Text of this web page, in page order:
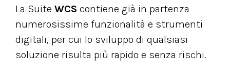
La Suite WCS contiene già in partenza
numerosissime funzionalità e strumenti
digitali, per cui lo sviluppo di qualsiasi
soluzione risulta più rapido e senza rischi.